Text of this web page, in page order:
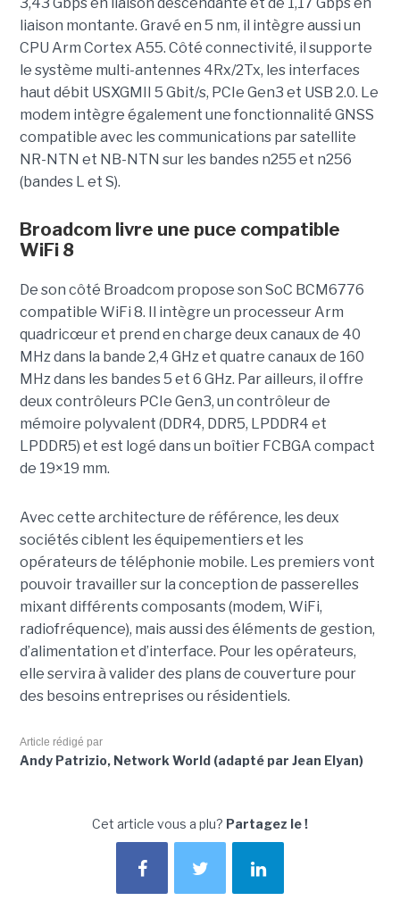
3,43 Gbps en liaison descendante et de 1,17 Gbps en
liaison montante. Gravé en 5 nm, il intègre aussi un
CPU Arm Cortex A55. Côté connectivité, il supporte
le système multi-antennes 4Rx/2Tx, les interfaces
haut débit USXGMII 5 Gbit/s, PCIe Gen3 et USB 2.0. Le
modem intègre également une fonctionnalité GNSS
compatible avec les communications par satellite
NR-NTN et NB-NTN sur les bandes n255 et n256
(bandes L et S).
Broadcom livre une puce compatible
WiFi 8
De son côté Broadcom propose son SoC BCM6776
compatible WiFi 8. Il intègre un processeur Arm
quadricœur et prend en charge deux canaux de 40
MHz dans la bande 2,4 GHz et quatre canaux de 160
MHz dans les bandes 5 et 6 GHz. Par ailleurs, il offre
deux contrôleurs PCIe Gen3, un contrôleur de
mémoire polyvalent (DDR4, DDR5, LPDDR4 et
LPDDR5) et est logé dans un boîtier FCBGA compact
de 19×19 mm.
Avec cette architecture de référence, les deux
sociétés ciblent les équipementiers et les
opérateurs de téléphonie mobile. Les premiers vont
pouvoir travailler sur la conception de passerelles
mixant différents composants (modem, WiFi,
radiofréquence), mais aussi des éléments de gestion,
d’alimentation et d’interface. Pour les opérateurs,
elle servira à valider des plans de couverture pour
des besoins entreprises ou résidentiels.
Article rédigé par
Andy Patrizio, Network World (adapté par Jean Elyan)
Cet article vous a plu? Partagez le !